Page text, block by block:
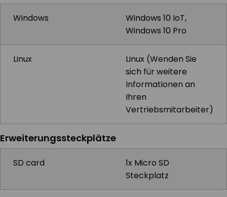
Windows
Windows 10 IoT,
Windows 10 Pro
Linux
Linux (Wenden Sie
sich für weitere
Informationen an
Ihren
Vertriebsmitarbeiter)
Erweiterungssteckplätze
SD card
1x Micro SD
Steckplatz